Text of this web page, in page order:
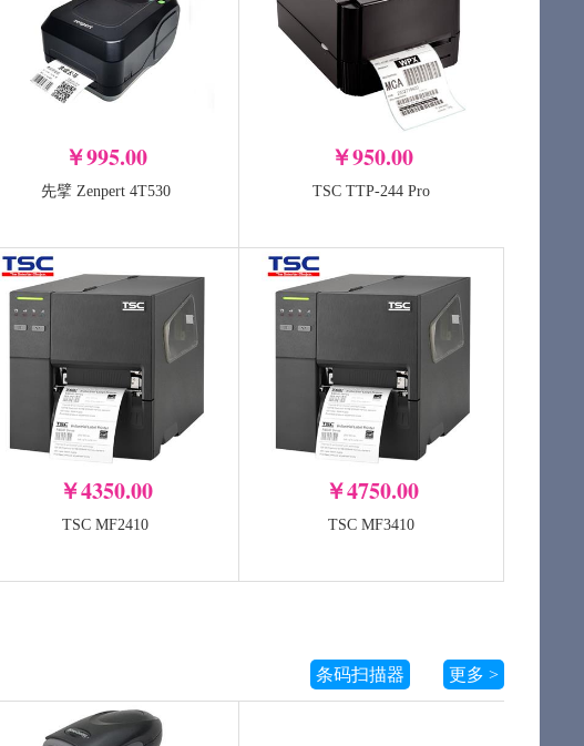
￥995.00
先擘 Zenpert 4T530
￥950.00
TSC TTP-244 Pro
￥4350.00
TSC MF2410
￥4750.00
TSC MF3410
条码扫描器 更多 >
- 加入购物车
签赋LabelShop 金牌服务-3